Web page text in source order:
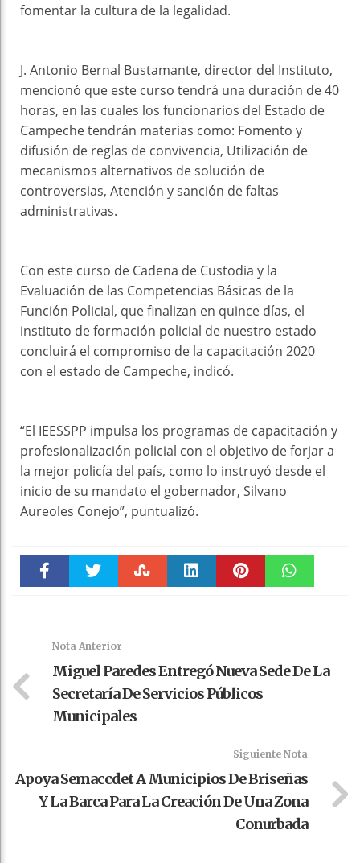
fomentar la cultura de la legalidad.
J. Antonio Bernal Bustamante, director del Instituto,
mencionó que este curso tendrá una duración de 40
horas, en las cuales los funcionarios del Estado de
Campeche tendrán materias como: Fomento y
difusión de reglas de convivencia, Utilización de
mecanismos alternativos de solución de
controversias, Atención y sanción de faltas
administrativas.
Con este curso de Cadena de Custodia y la
Evaluación de las Competencias Básicas de la
Función Policial, que finalizan en quince días, el
instituto de formación policial de nuestro estado
concluirá el compromiso de la capacitación 2020
con el estado de Campeche, indicó.
“El IEESSPP impulsa los programas de capacitación y
profesionalización policial con el objetivo de forjar a
la mejor policía del país, como lo instruyó desde el
inicio de su mandato el gobernador, Silvano
Aureoles Conejo”, puntualizó.
Nota Anterior
Miguel Paredes Entregó Nueva Sede De La
Secretaría De Servicios Públicos
Municipales
Siguiente Nota
Apoya Semaccdet A Municipios De Briseñas
Y La Barca Para La Creación De Una Zona
Conurbada